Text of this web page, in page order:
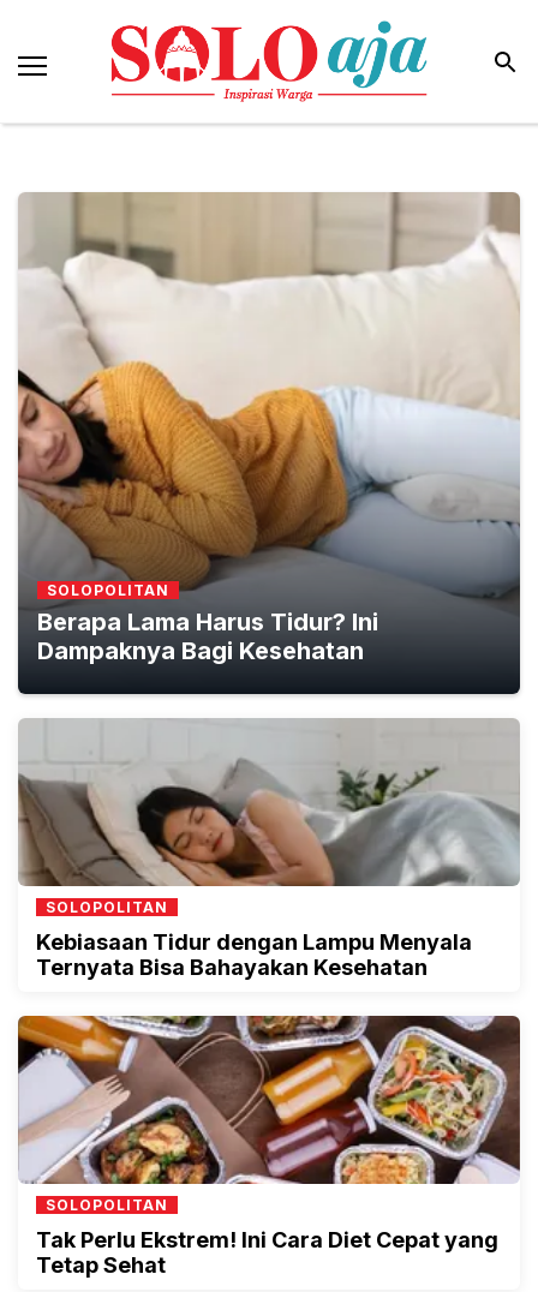
SOLOPOLITAN
Berapa Lama Harus Tidur? Ini
Dampaknya Bagi Kesehatan
SOLOPOLITAN
Kebiasaan Tidur dengan Lampu Menyala
Ternyata Bisa Bahayakan Kesehatan
SOLOPOLITAN
Tak Perlu Ekstrem! Ini Cara Diet Cepat yang
Tetap Sehat